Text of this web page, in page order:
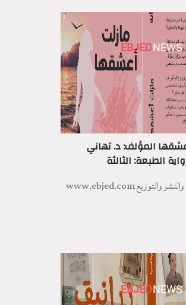
EBJEDNEWS
المؤلف: د. تهاني
الطبعة: الثالثة
مؤسسة ابجد للترجمة والنشر والتوزيع www.ebjed.com
EBJEDNEWS